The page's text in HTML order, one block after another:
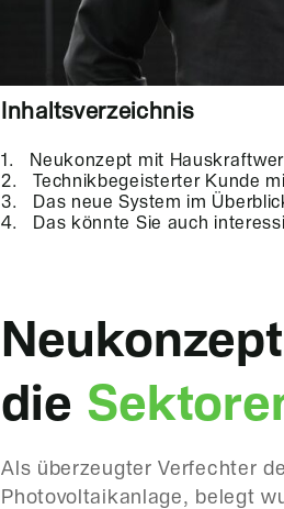
Inhaltsverzeichnis
Neukonzept mit
Technikbegeisterter Kunde
Das neue System im
Das könnte Sie auch
die
Als überzeugter Verfechter
Photovoltaikanlage, belegt